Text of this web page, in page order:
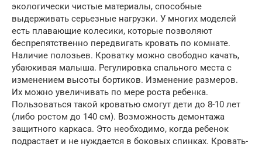
экологически чистые материалы, способные
выдерживать серьезные нагрузки. У многих моделей
есть плавающие колесики, которые позволяют
беспрепятственно передвигать кровать по комнате.
Наличие полозьев. Кроватку можно свободно качать,
убаюкивая малыша. Регулировка спального места с
изменением высоты бортиков. Изменение размеров.
Их можно увеличивать по мере роста ребенка.
Пользоваться такой кроватью смогут дети до 8-10 лет
(либо ростом до 140 см). Возможность демонтажа
защитного каркаса. Это необходимо, когда ребенок
подрастает и не нуждается в боковых спинках. Кровать-